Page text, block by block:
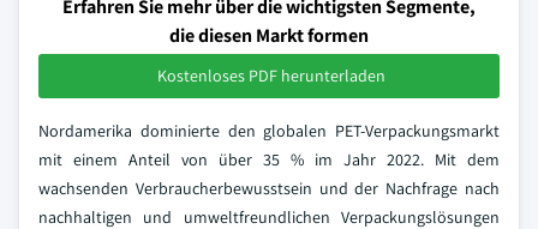
Erfahren Sie mehr über die wichtigsten Segmente,
die diesen Markt formen
Kostenloses PDF herunterladen
Nordamerika dominierte den globalen PET-Verpackungsmarkt
mit einem Anteil von über 35 % im Jahr 2022. Mit dem
wachsenden Verbraucherbewusstsein und der Nachfrage nach
nachhaltigen und umweltfreundlichen Verpackungslösungen